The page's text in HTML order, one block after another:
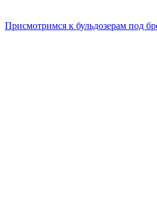
Присмотримся к бульдозерам под